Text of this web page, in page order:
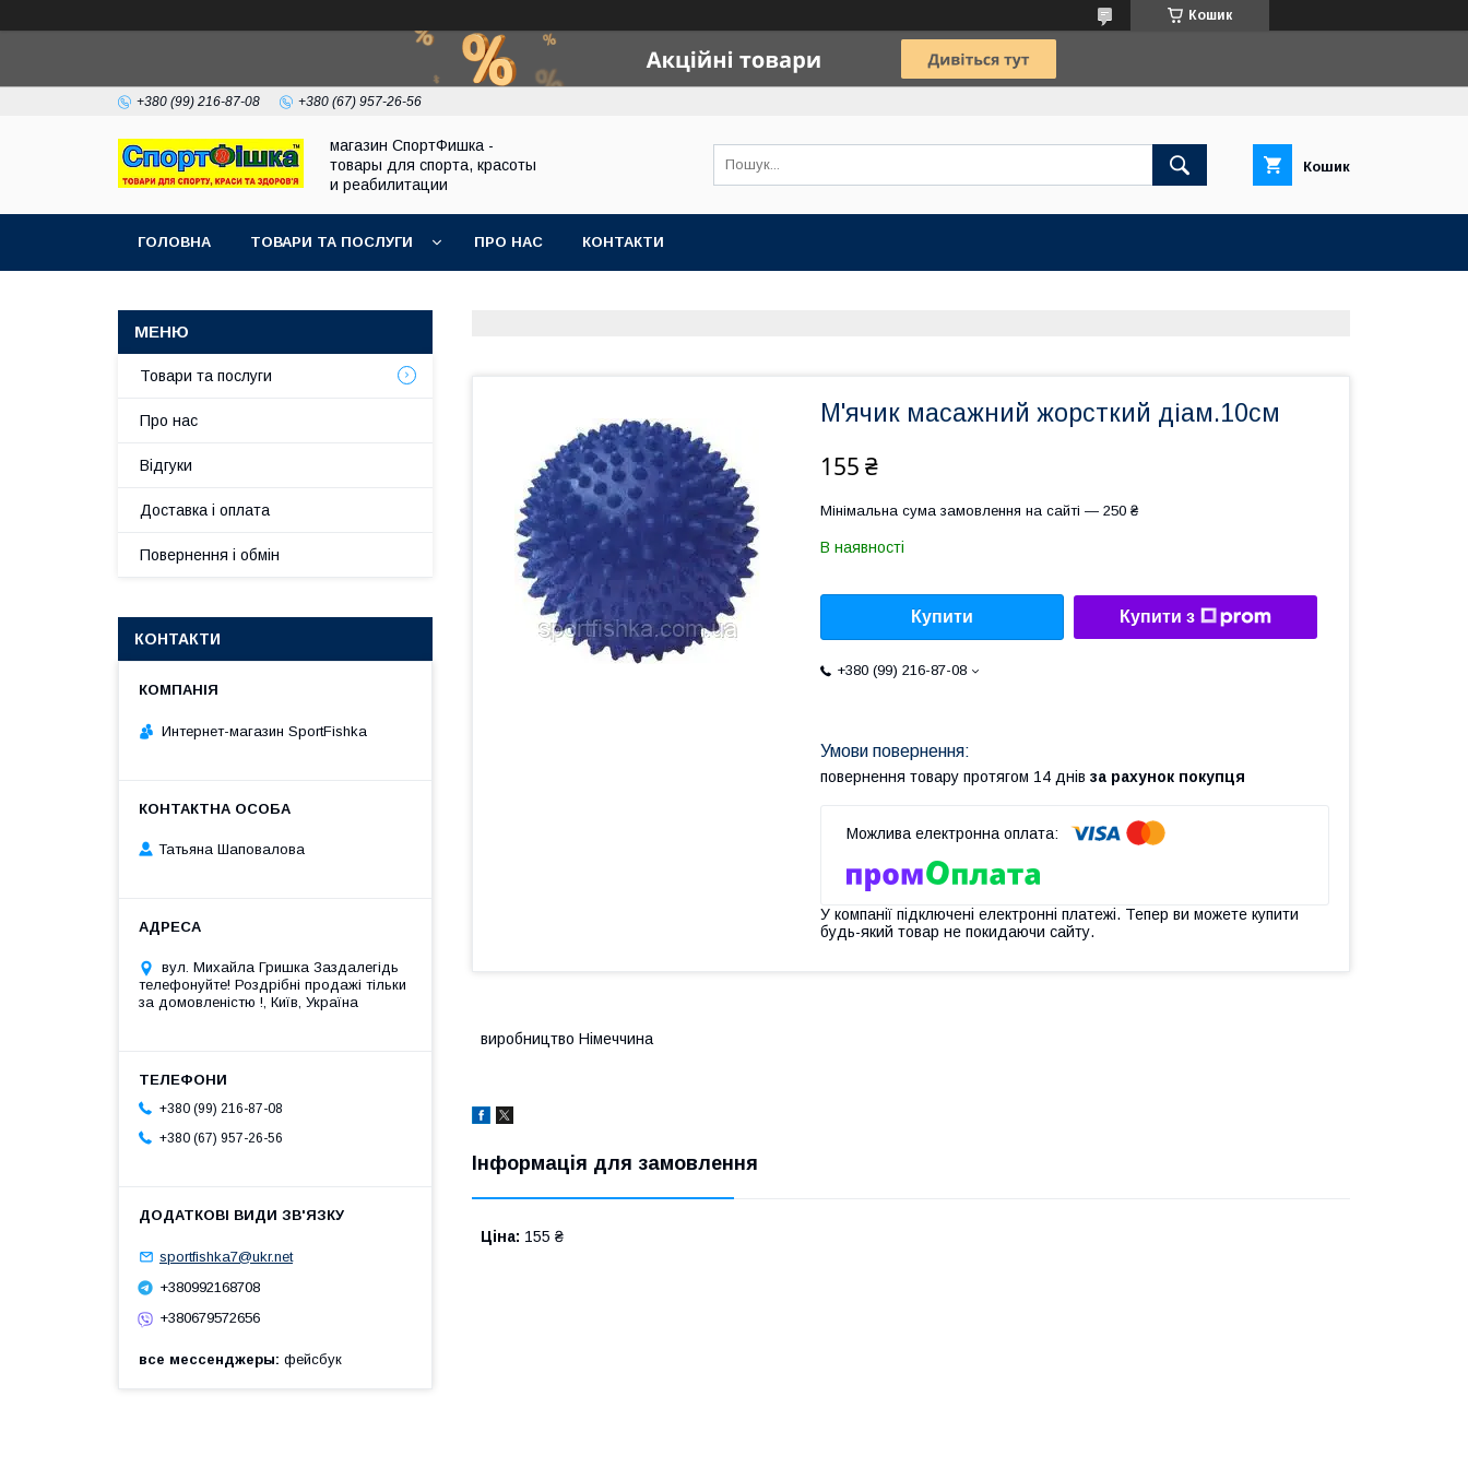
Кошик
+380 (99) 216-87-08 +380 (67) 957-26-56
магазин СпортФишка -
товары для спорта, красоты
и реабилитации
Кошик
ГОЛОВНА ТОВАРИ ТА ПОСЛУГИ ПРО НАС КОНТАКТИ
М'ячик масажний жорсткий діам.10см
155 ₴
Мінімальна сума замовлення на сайті — 250 ₴
В наявності
Купити Купити з
+380 (99) 216-87-08
повернення товару протягом 14 днів за рахунок покупця
У компанії підключені електронні платежі. Тепер ви можете купити
будь-який товар не покидаючи сайту.
виробництво Німеччина
Інформація для замовлення
Ціна: 155 ₴
Товари та послуги
Про нас
Відгуки
Доставка і оплата
Повернення і обмін
КОНТАКТИ
Интернет-магазин SportFishka
Татьяна Шаповалова
вул. Михайла Гришка Заздалегiдь
телефонуйте! Роздрібні продажі тiльки
за домовленістю !, Київ, Україна
+380 (99) 216-87-08
+380 (67) 957-26-56
sportfishka7@ukr.net
+380992168708
+380679572656
все мессенджеры фейсбук